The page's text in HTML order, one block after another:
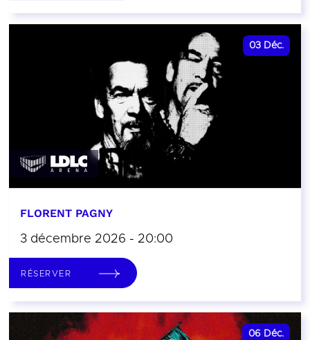
03 Déc.
FLORENT PAGNY
3 décembre 2026 - 20:00
RÉSERVER
06 Déc.